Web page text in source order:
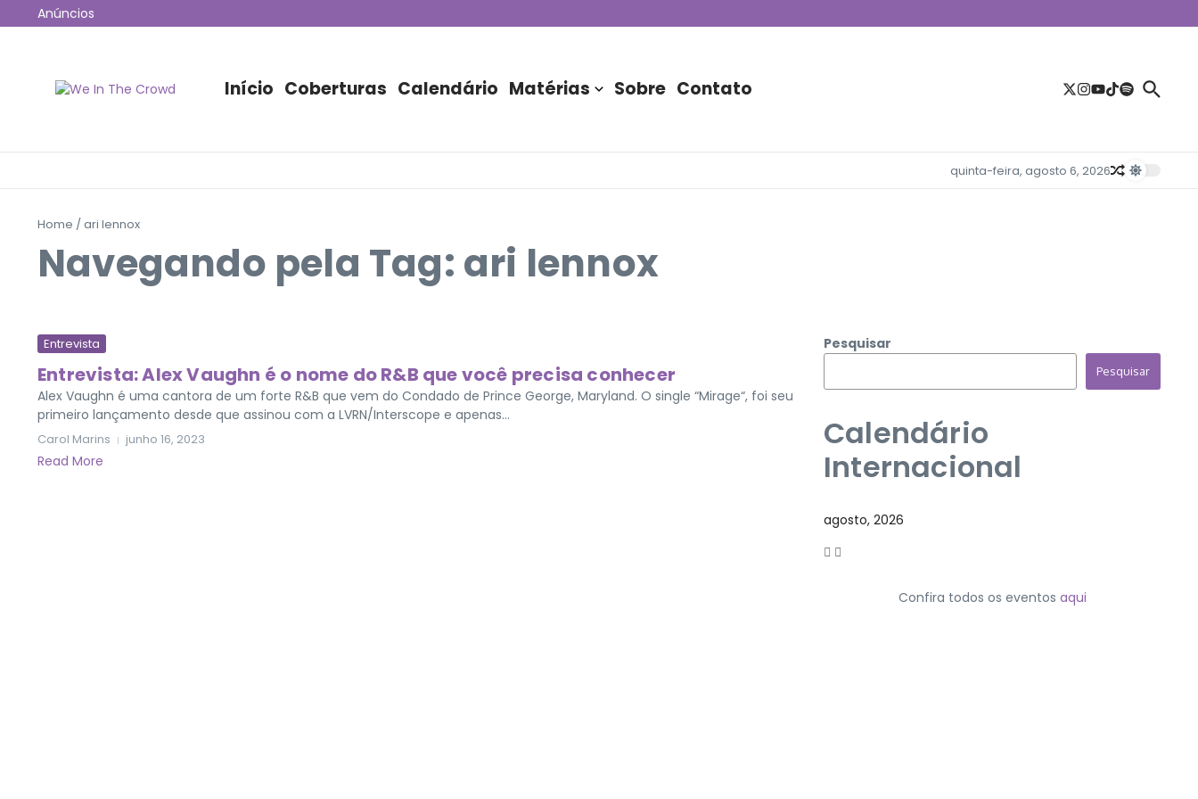
Ir para o conteúdo
Anúncios
Jão esgota 53 mil ingressos e fará maior show da história do Nubank Parque
Início Coberturas Calendário Matérias Sobre Contato
quinta-feira, agosto 6, 2026
Home /ari lennox
Navegando pela Tag: ari lennox
Entrevista
Entrevista: Alex Vaughn é o nome do R&B que você precisa conhecer
Alex Vaughn é uma cantora de um forte R&B que vem do Condado de Prince George, Maryland. O single “Mirage“, foi seu
primeiro lançamento desde que assinou com a LVRN/Interscope e apenas...
Carol Marins junho 16, 2023
Read More
Pesquisar
Pesquisar
Calendário
Internacional
agosto, 2026
Confira todos os eventos aqui